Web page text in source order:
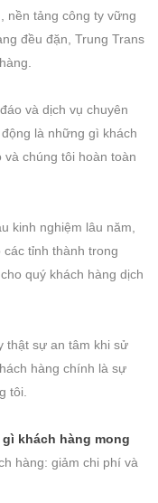
nền tảng công ty vững
đều đặn, Trung Trans
và dịch vụ chuyên
là những gì khách
chúng tôi hoàn toàn
kinh nghiệm lâu năm,
tỉnh thành trong
quý khách hàng dịch
thật sự an tâm khi sử
hàng chính là sự
tôi.
khách hàng mong
hàng: giảm chi phí và